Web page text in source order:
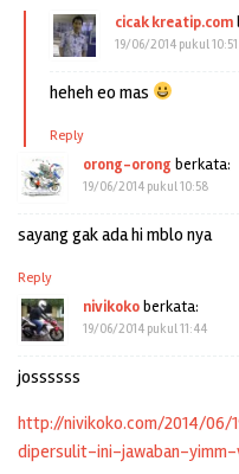
cicak kreatip.com
19/06/2014 pukul 10:51
heheh eo mas
Reply
orong-orong berkata:
19/06/2014 pukul 10:58
sayang gak ada hi mblo nya
Reply
nivikokoberkata:
19/06/2014 pukul 11:44
jossssss
http://nivikoko.com/2014/
dipersulit-ini-jawaban-